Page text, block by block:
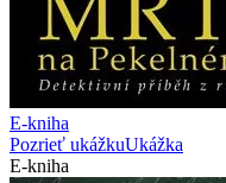
E-kniha
Pozrieť ukážkuUkážka
E-kniha